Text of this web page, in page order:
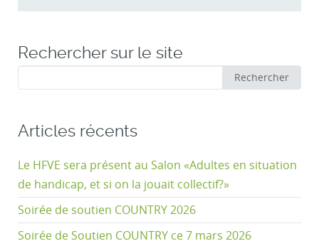
Rechercher sur le site
:
Rechercher
Articles récents
Le HFVE sera présent au Salon «Adultes en situation
de handicap, et si on la jouait collectif?»
Soirée de soutien COUNTRY 2026
Soirée de Soutien COUNTRY ce 7 mars 2026